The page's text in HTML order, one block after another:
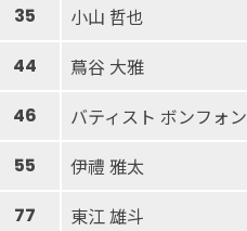
35 小山 哲也
44 蔦谷 大雅
46 バティスト ボンフォン
55 伊禮 雅太
77 東江 雄斗